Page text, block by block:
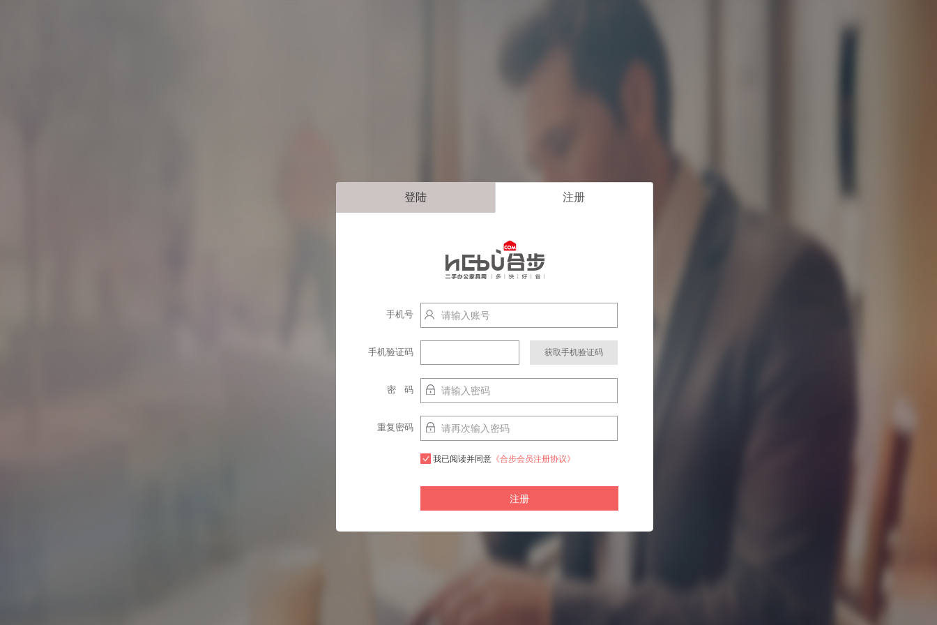
登陆 注册
手机号
http://localhost:9003
手机验证码
密 码
重复密码
我已阅读并同意 《合步会员注册协议》